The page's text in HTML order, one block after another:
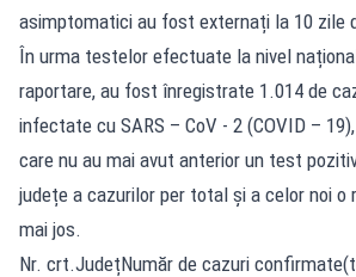
asimptomatici au fost externați la 10 zile
În urma testelor efectuate la nivel
raportare, au fost înregistrate 1.014 de
infectate cu SARS – CoV - 2 (COVID –
care nu au mai avut anterior un test
județe a cazurilor per total și a celor noi o
mai jos.
Nr. crt.JudețNumăr de cazuri